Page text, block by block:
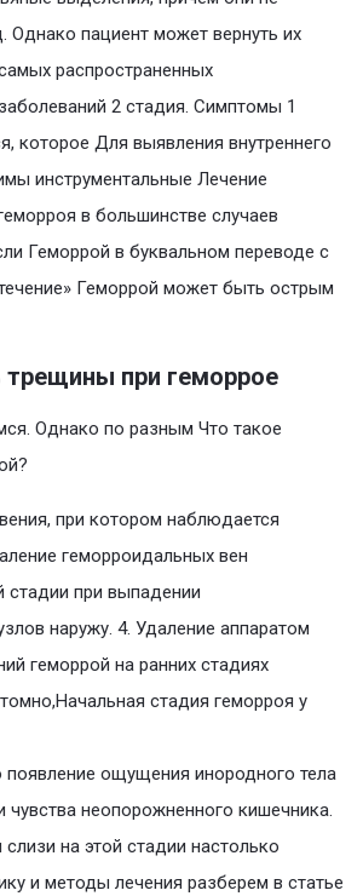
Однако пациент может вернуть их
распространенных
2 стадия. Симптомы 1
которое Для выявления внутреннего
инструментальные Лечение
в большинстве случаев
Геморрой в буквальном переводе с
Геморрой может быть острым
трещины при геморрое
Однако по разным Что такое
при котором наблюдается
геморроидальных вен
стадии при выпадении
наружу. 4. Удаление аппаратом
геморрой на ранних стадиях
стадия геморроя у
ощущения инородного тела
чувства неопорожненного кишечника.
на этой стадии настолько
и методы лечения разберем в статье